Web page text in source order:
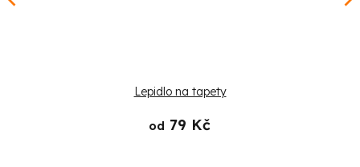
Lepidlo na tapety
od 79 Kč